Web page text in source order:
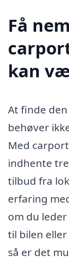
Få
kan
At finde
behøver
Med
indhente
tilbud fra
erfaring
om du
til bilen
så er det